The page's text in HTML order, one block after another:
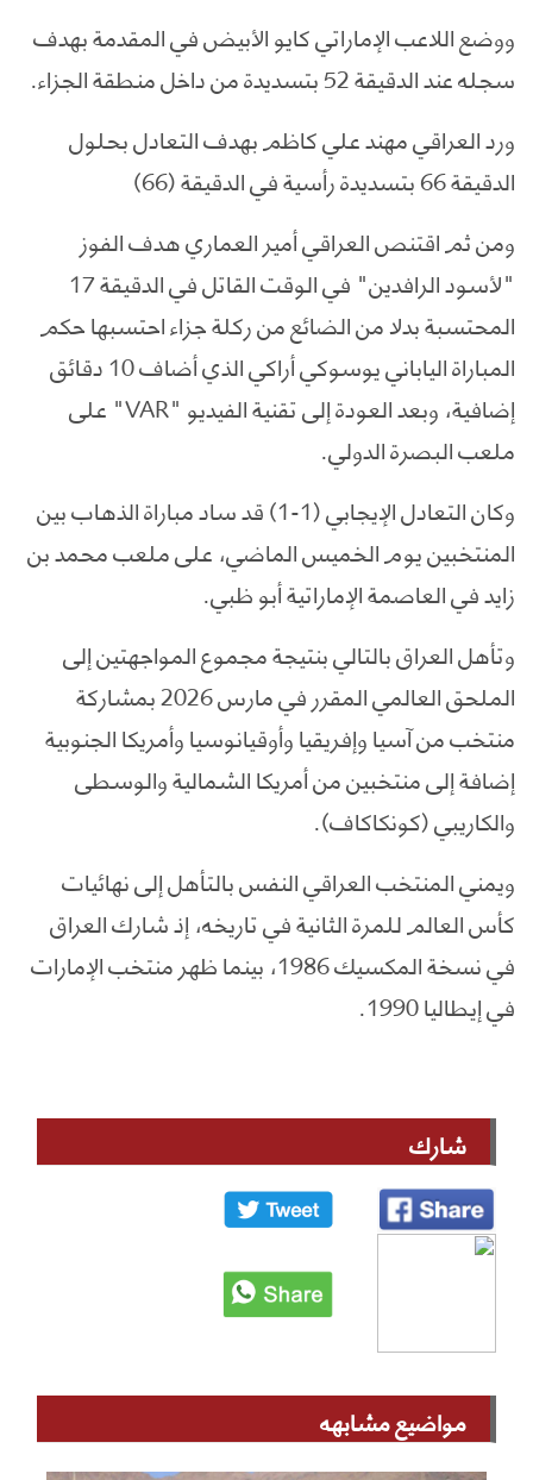
ووضع اللاعب الإماراتي كايو الأبيض في المقدمة بهدف
سجله عند الدقيقة 52 بتسديدة من داخل منطقة الجزاء.
ورد العراقي مهند علي كاظم بهدف التعادل بحلول
الدقيقة 66 بتسديدة رأسية في الدقيقة (66)
ومن ثم اقتنص العراقي أمير العماري هدف الفوز
"لأسود الرافدين" في الوقت القاتل في الدقيقة 17
المحتسبة بدلا من الضائع من ركلة جزاء احتسبها حكم
المباراة الياباني يوسوكي أراكي الذي أضاف 10 دقائق
إضافية، وبعد العودة إلى تقنية الفيديو "VAR" على
ملعب البصرة الدولي.
وكان التعادل الإيجابي (1-1) قد ساد مباراة الذهاب بين
المنتخبين يوم الخميس الماضي، على ملعب محمد بن
زايد في العاصمة الإماراتية أبو ظبي.
وتأهل العراق بالتالي بنتيجة مجموع المواجهتين إلى
الملحق العالمي المقرر في مارس 2026 بمشاركة
منتخب من آسيا وإفريقيا وأوقيانوسيا وأمريكا الجنوبية
إضافة إلى منتخبين من أمريكا الشمالية والوسطى
والكاريبي (كونكاكاف).
ويمني المنتخب العراقي النفس بالتأهل إلى نهائيات
كأس العالم للمرة الثانية في تاريخه، إذ شارك العراق
في نسخة المكسيك 1986، بينما ظهر منتخب الإمارات
في إيطاليا 1990.
شارك
مواضيع مشابهه